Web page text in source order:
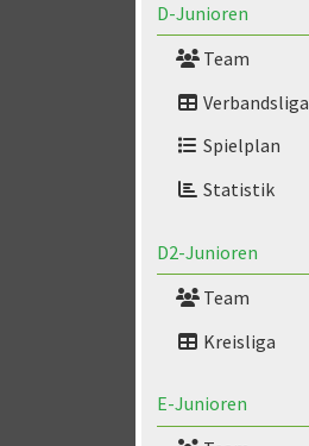
D-Junioren
Team
Verbandsliga
Spielplan
Statistik
D2-Junioren
Team
Kreisliga
E-Junioren